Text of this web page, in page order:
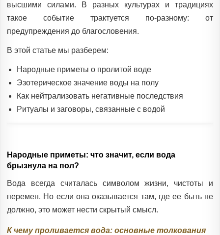
высшими силами. В разных культурах и традициях
такое событие трактуется по-разному: от
предупреждения до благословения.
В этой статье мы разберем:
Народные приметы о пролитой воде
Эзотерическое значение воды на полу
Как нейтрализовать негативные последствия
Ритуалы и заговоры, связанные с водой
Народные приметы: что значит, если вода
брызнула на пол?
Вода всегда считалась символом жизни, чистоты и
перемен. Но если она оказывается там, где ее быть не
должно, это может нести скрытый смысл.
К чему проливается вода: основные толкования